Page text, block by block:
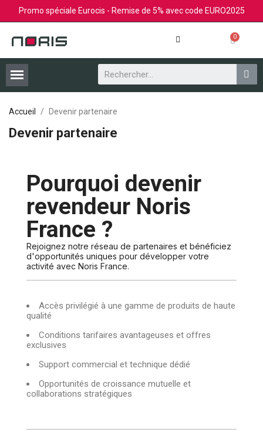
Promo spéciale Eurocis - Remise de 5% avec code EURO2025
Accueil Devenir partenaire
Devenir partenaire
Pourquoi devenir
revendeur Noris
France ?
Rejoignez notre réseau de partenaires et bénéficiez
d'opportunités uniques pour développer votre
activité avec Noris France.
Accès privilégié à une gamme de produits de haute
qualité
Conditions tarifaires avantageuses et offres
exclusives
Support commercial et technique dédié
Opportunités de croissance mutuelle et
collaborations stratégiques